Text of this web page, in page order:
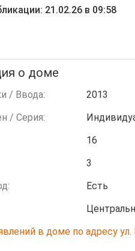
21.02.26 в 09:58
о доме
/ Ввода:
2013
/ Серия:
16
3
Есть
в доме по адресу ул.